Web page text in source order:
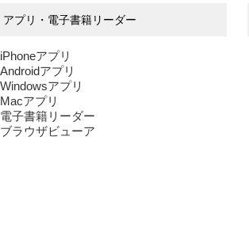
アプリ・電子書籍リーダー
iPhoneアプリ
Androidアプリ
Windowsアプリ
Macアプリ
電子書籍リーダー
ブラウザビューア